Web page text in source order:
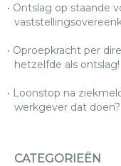
Ontslag op staande
Oproepkracht per
hetzelfde als ontslag!
Loonstop na
werkgever dat doen?
CATEGORIEËN